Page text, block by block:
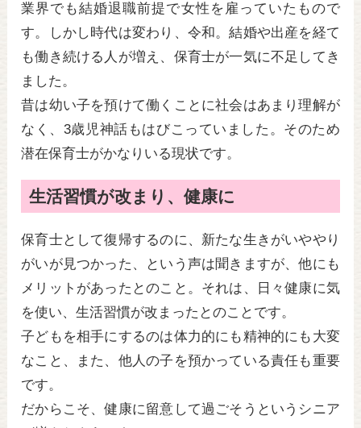
業界でも結婚退職前提で女性を雇っていたもので
す。しかし時代は変わり、令和。結婚や出産を経て
も働き続ける人が増え、保育士が一気に不足してき
ました。
昔は幼い子を預けて働くことに社会はあまり理解が
なく、3歳児神話もはびこっていました。そのため
潜在保育士がかなりいる現状です。
生活習慣が改まり、健康に
保育士として復帰するのに、新たな生きがいややり
がいが見つかった、という声は聞きますが、他にも
メリットがあったとのこと。それは、日々健康に気
を使い、生活習慣が改まったとのことです。
子どもを相手にするのは体力的にも精神的にも大変
なこと、また、他人の子を預かっている責任も重要
です。
だからこそ、健康に留意して過ごそうというシニア